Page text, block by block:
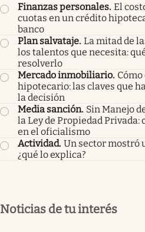
Finanzas personales. El
cuotas en un crédito
banco
Plan salvataje. La mitad de
los talentos que necesita:
resolverlo
Mercado inmobiliario.
hipotecario: las claves que
la decisión
Media sanción. Sin Manejo
la Ley de Propiedad Privada:
en el oficialismo
Actividad. Un sector mostró
¿qué lo explica?
Noticias de tu interés